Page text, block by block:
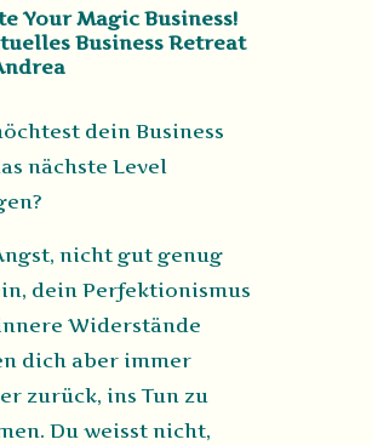
Your Magic Business!
Business Retreat
dein Business
nächste Level
nicht gut genug
dein Perfektionismus
Widerstände
dich aber immer
zurück, ins Tun zu
Du weisst nicht,